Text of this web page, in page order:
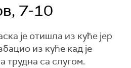
7-10
је отишла из куће јер
из куће кад је
трудна са слугом.